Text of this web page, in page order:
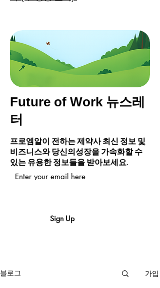
Future of Work 뉴스레
터
프로엠알이 전하는 ​제약사 최신 정보 및
비즈니스와 당신의 성장을 가속화할 수
있는 유용한 정보들을 받아보세요.
Enter your email here
Sign Up
블로그 가입